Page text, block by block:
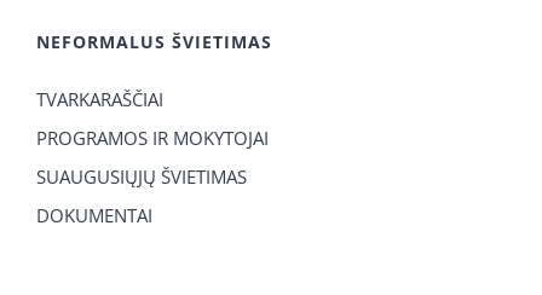
NEFORMALUS ŠVIETIMAS
TVARKARAŠČIAI
PROGRAMOS IR MOKYTOJAI
SUAUGUSIŲJŲ ŠVIETIMAS
DOKUMENTAI